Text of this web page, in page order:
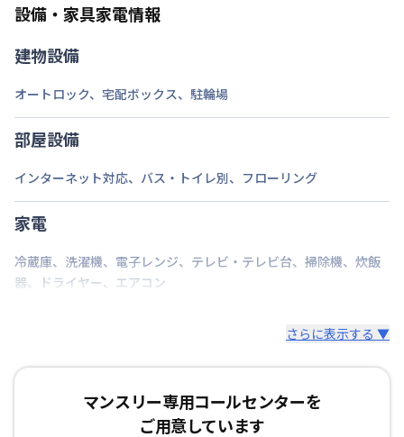
・延長契約で１日刻みの延長OK！
・解除予告は１４日前！急な予定変更もご安心くださ
い。
・全部屋レイトチェックアウト付。翌日昼12時退去
▼家電・家具
テレビ、ドライヤー、炊飯ジャー、洗濯機、掃除機、
ベッド、冷蔵庫、電子レンジ、照明、ケトル、コン
ロ、イス、テーブル、テレビ台、カーテンを標準装
備。
▼キッチン・掃除用品
コップ、スプーン、フォーク、お箸、しゃもじ、茶
碗・皿、洗濯用洗剤、洗濯カゴ、固形石鹸、石鹸スタ
ンド、スリッパ、トイレットペーパー、ゴミ箱、ゴミ
▼寝具・リネン
※お布団類は全て羽毛布団を設置。人数に合わせて敷
その他、調理器具セット、生活用品セット、お掃除セ
設備・家具家電情報
建物設備
オートロック、 宅配ボックス、 駐輪場
部屋設備
インターネット対応、 バス・トイレ別、 フローリング
家電
冷蔵庫、 洗濯機、 電子レンジ、 テレビ・テレビ台、 掃除機、 炊飯
器、 ドライヤー、 エアコン
さらに表示する ▼
マンスリー専用コールセンターを
ご用意しています